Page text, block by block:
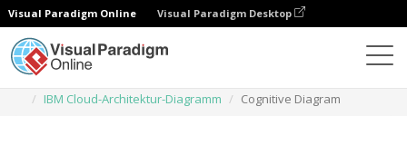
Visual Paradigm Online Visual Paradigm Desktop
IBM Cloud-Architektur-Diagramm
Cognitive Diagram